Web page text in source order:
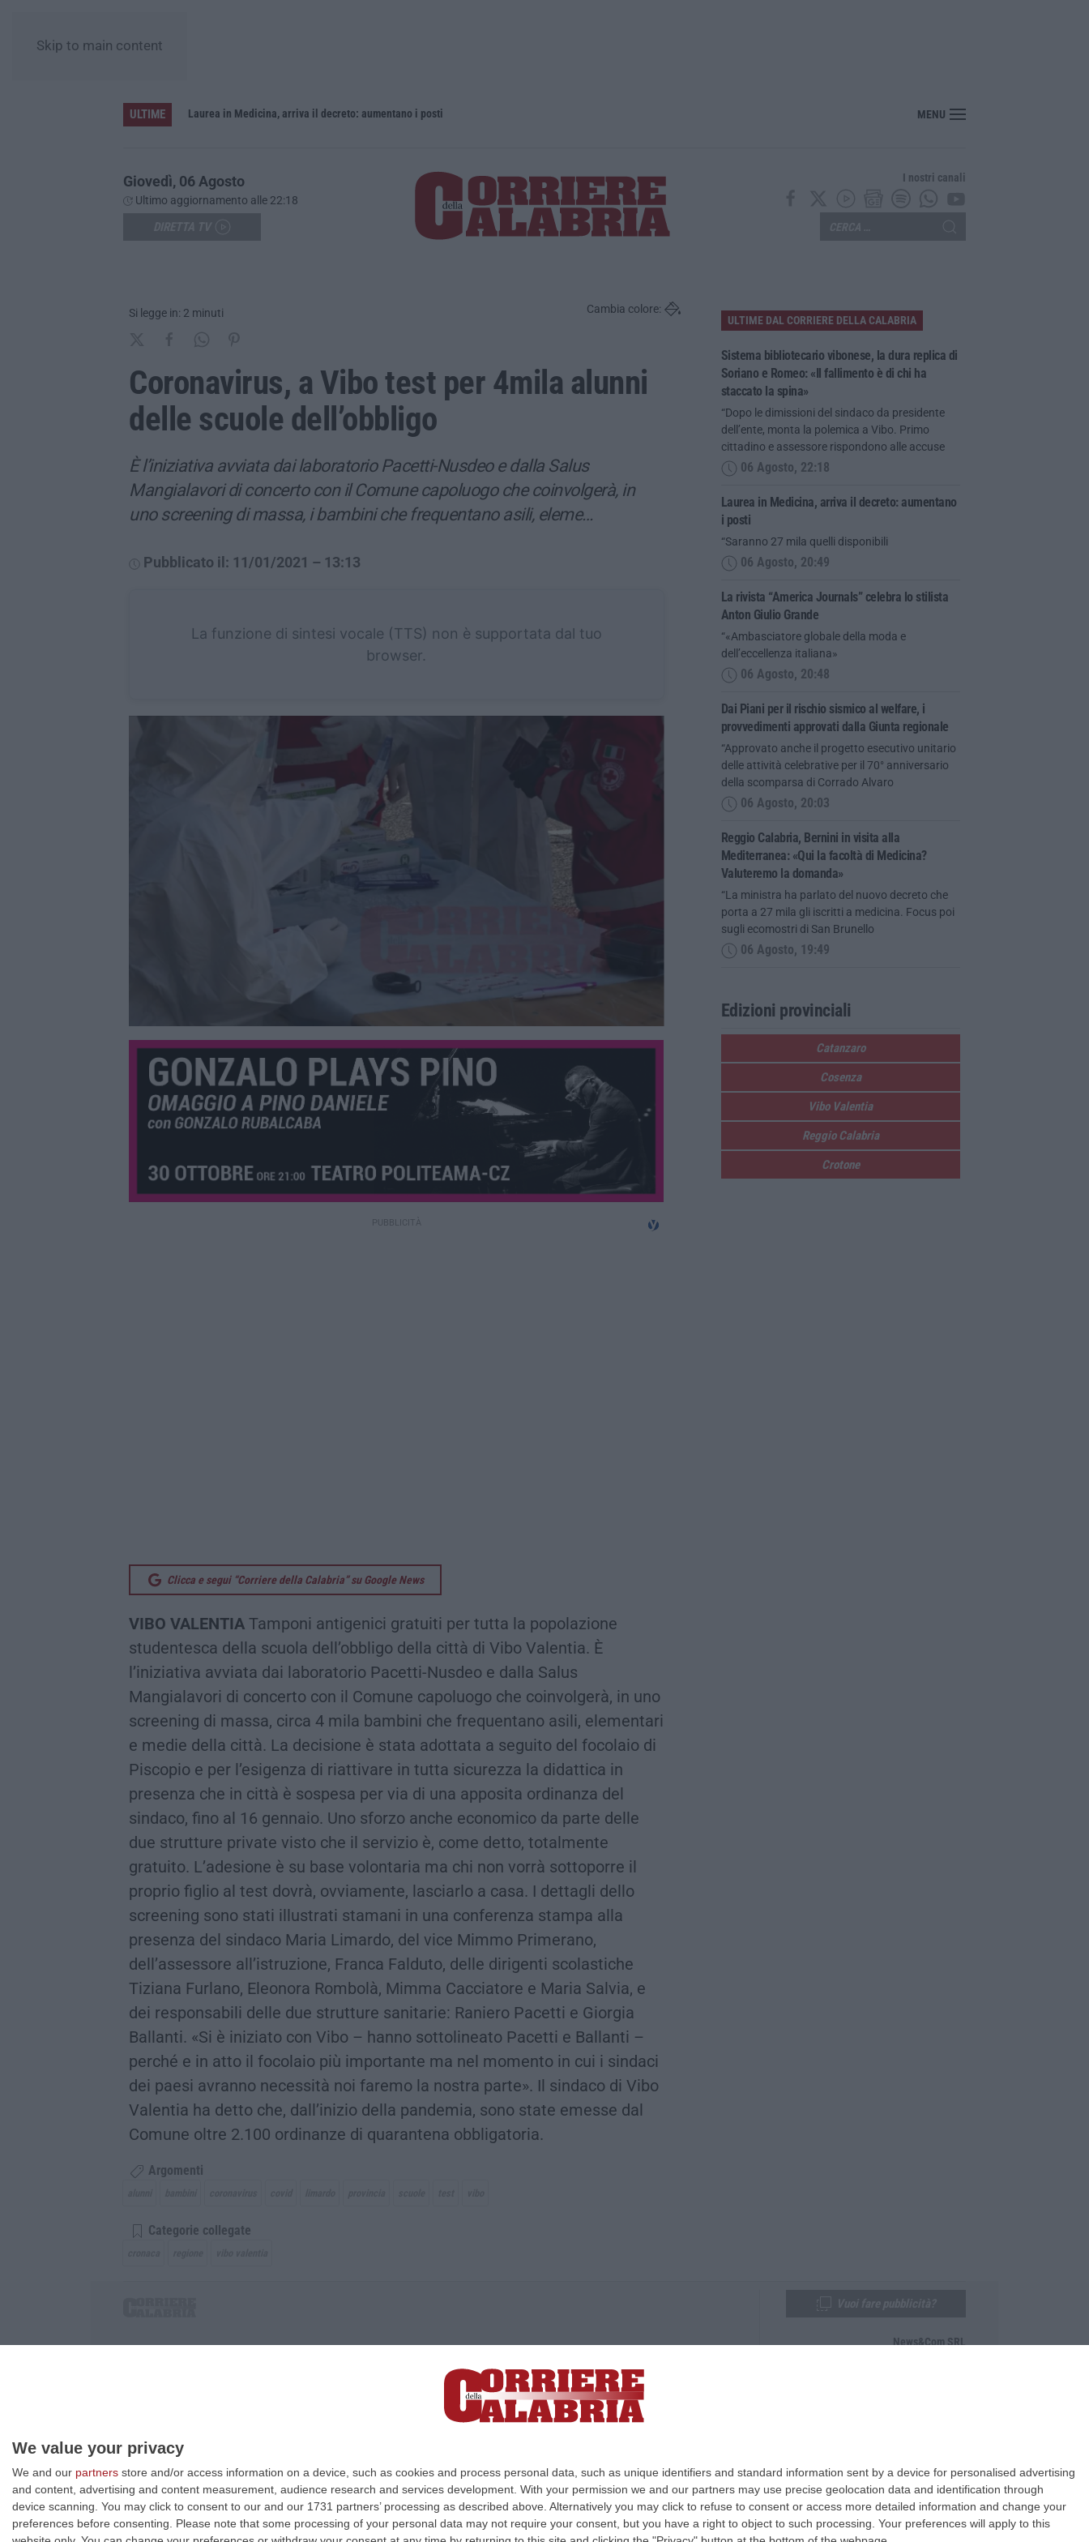
We value your privacy
We and our partners store and/or access information on a device, such as cookies and process personal data, such as unique identifiers and standard information sent by a device for personalised advertising
and content, advertising and content measurement, audience research and services development. With your permission we and our partners may use precise geolocation data and identification through
device scanning. You may click to consent to our and our 1731 partners’ processing as described above. Alternatively you may click to refuse to consent or access more detailed information and change your
preferences before consenting.
Please note that some processing of your personal data may not require your consent, but you have a right to object to such processing. Your preferences will apply to this
Skip to main content
ULTIME
Sistema bibliotecario vibonese, la dura replica di Soriano e Romeo: «Il fallimento è di chi ha staccato la spina» Laurea in Medicina, arriva il decreto: aumentano i posti La rivista “America Journals” celebra lo stilista Anton Giulio Grande
MENU
Giovedì, 06 Agosto
Ultimo aggiornamento alle 22:18
I nostri canali
Si legge in: 2 minuti Cambia colore:
Coronavirus, a Vibo test per 4mila alunni
delle scuole dell’obbligo
È l’iniziativa avviata dai laboratorio Pacetti-Nusdeo e dalla Salus
Mangialavori di concerto con il Comune capoluogo che coinvolgerà, in
uno screening di massa, i bambini che frequentano asili, eleme…
Pubblicato il: 11/01/2021 – 13:13
La funzione di sintesi vocale (TTS) non è supportata dal tuo
browser.
Clicca e segui “Corriere della Calabria” su Google News
VIBO VALENTIA Tamponi antigenici gratuiti per tutta la popolazione
studentesca della scuola dell’obbligo della città di Vibo Valentia. È
l’iniziativa avviata dai laboratorio Pacetti-Nusdeo e dalla Salus
Mangialavori di concerto con il Comune capoluogo che coinvolgerà, in uno
screening di massa, circa 4 mila bambini che frequentano asili, elementari
e medie della città. La decisione è stata adottata a seguito del focolaio di
Piscopio e per l’esigenza di riattivare in tutta sicurezza la didattica in
presenza che in città è sospesa per via di una apposita ordinanza del
sindaco, fino al 16 gennaio. Uno sforzo anche economico da parte delle
due strutture private visto che il servizio è, come detto, totalmente
gratuito. L’adesione è su base volontaria ma chi non vorrà sottoporre il
proprio figlio al test dovrà, ovviamente, lasciarlo a casa. I dettagli dello
screening sono stati illustrati stamani in una conferenza stampa alla
presenza del sindaco Maria Limardo, del vice Mimmo Primerano,
dell’assessore all’istruzione, Franca Falduto, delle dirigenti scolastiche
Tiziana Furlano, Eleonora Rombolà, Mimma Cacciatore e Maria Salvia, e
dei responsabili delle due strutture sanitarie: Raniero Pacetti e Giorgia
Ballanti. «Si è iniziato con Vibo – hanno sottolineato Pacetti e Ballanti –
perché e in atto il focolaio più importante ma nel momento in cui i sindaci
dei paesi avranno necessità noi faremo la nostra parte». Il sindaco di Vibo
Valentia ha detto che, dall’inizio della pandemia, sono state emesse dal
Comune oltre 2.100 ordinanze di quarantena obbligatoria.
Argomenti
Categorie collegate
ULTIME DAL CORRIERE DELLA CALABRIA
Sistema bibliotecario vibonese, la dura replica di
Soriano e Romeo: «Il fallimento è di chi ha
staccato la spina»
“Dopo le dimissioni del sindaco da presidente
dell’ente, monta la polemica a Vibo. Primo
cittadino e assessore rispondono alle accuse
06 Agosto, 22:18
Laurea in Medicina, arriva il decreto: aumentano
i posti
“Saranno 27 mila quelli disponibili
06 Agosto, 20:49
La rivista “America Journals” celebra lo stilista
Anton Giulio Grande
“«Ambasciatore globale della moda e
dell’eccellenza italiana»
06 Agosto, 20:48
Dai Piani per il rischio sismico al welfare, i
provvedimenti approvati dalla Giunta regionale
“Approvato anche il progetto esecutivo unitario
delle attività celebrative per il 70° anniversario
della scomparsa di Corrado Alvaro
06 Agosto, 20:03
Reggio Calabria, Bernini in visita alla
Mediterranea: «Qui la facoltà di Medicina?
Valuteremo la domanda»
“La ministra ha parlato del nuovo decreto che
porta a 27 mila gli iscritti a medicina. Focus poi
sugli ecomostri di San Brunello
06 Agosto, 19:49
Edizioni provinciali
Catanzaro
Cosenza
Vibo Valentia
Reggio Calabria
Crotone
P.IVA. 03199620794, Via del mare 6/G, S.Eufemia, Lamezia Terme (CZ)
Iscrizione tribunale di Lamezia Terme 5/2011 - Direttore responsabile Paola Militano |Privacy
News&Com SRL
Design: cfweb